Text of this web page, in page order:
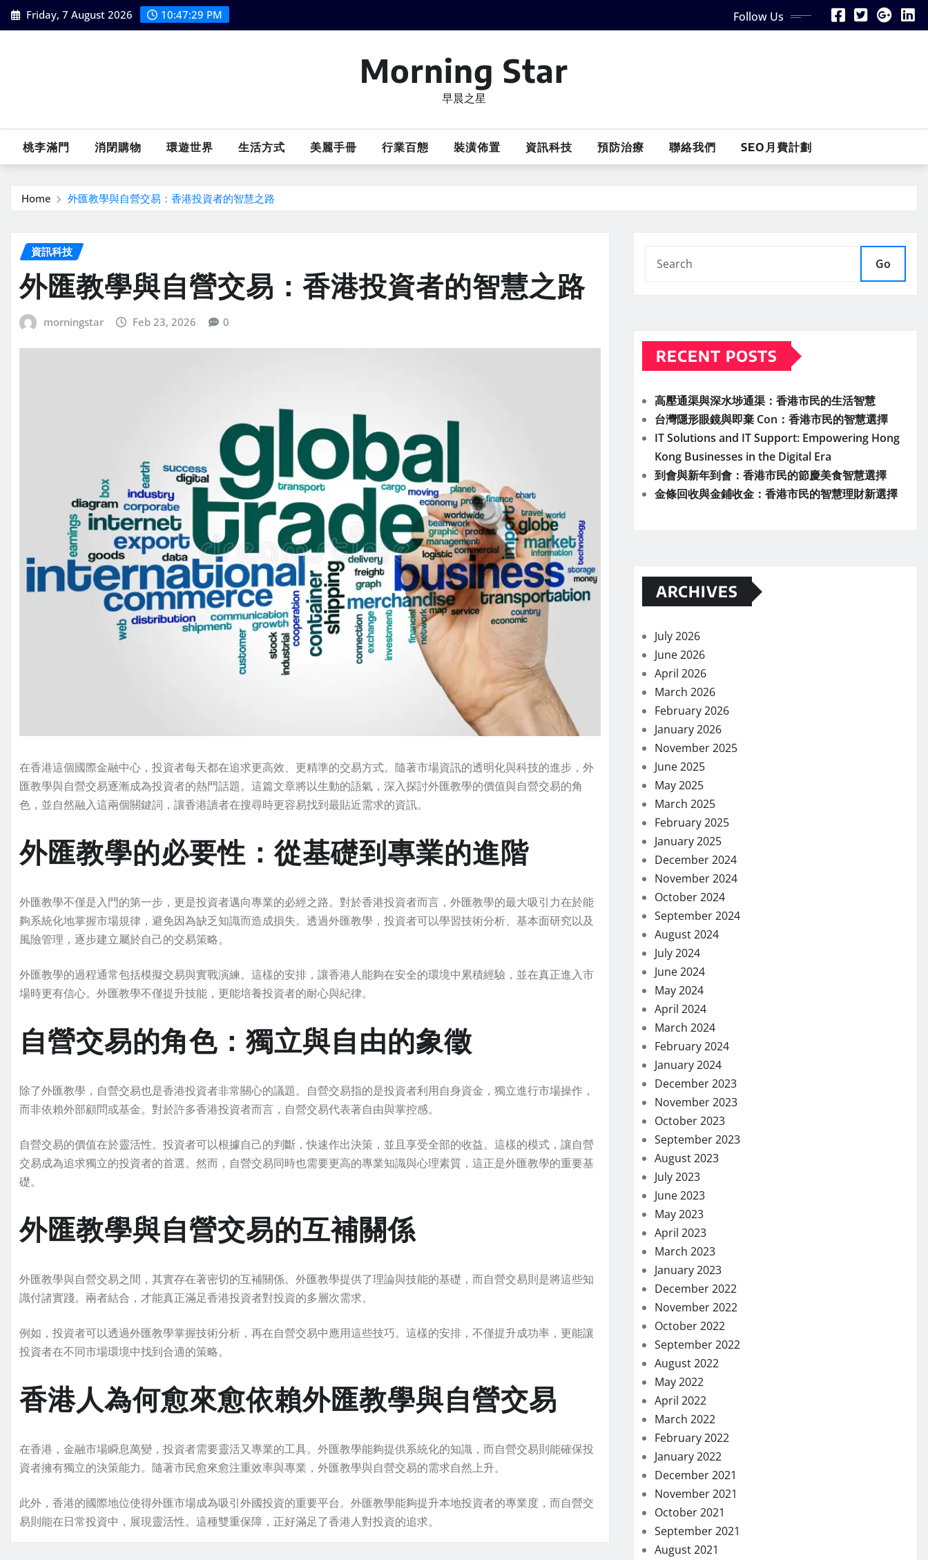
Skip
to
Friday, 7 August 2026 10:47:29 PM Follow Us
Morning Star
早晨之星
桃李滿門 消閉購物 環遊世界 生活方式 美麗手冊 行業百態 裝潢佈置 資訊科技 預防治療 聯絡我們 SEO月費計劃
Home 外匯教學與自營交易：香港投資者的智慧之路
資訊科技
外匯教學與自營交易：香港投資者的智慧之路
morningstar Feb 23, 2026 0
在香港這個國際金融中心，投資者每天都在追求更高效、更精準的交易方式。隨著市場資訊的透明化與科技的進步，外
匯教學與自營交易逐漸成為投資者的熱門話題。這篇文章將以生動的語氣，深入探討外匯教學的價值與自營交易的角
色，並自然融入這兩個關鍵詞，讓香港讀者在搜尋時更容易找到最貼近需求的資訊。
外匯教學的必要性：從基礎到專業的進階
外匯教學不僅是入門的第一步，更是投資者邁向專業的必經之路。對於香港投資者而言，外匯教學的最大吸引力在於能
夠系統化地掌握市場規律，避免因為缺乏知識而造成損失。透過外匯教學，投資者可以學習技術分析、基本面研究以及
風險管理，逐步建立屬於自己的交易策略。
外匯教學的過程通常包括模擬交易與實戰演練。這樣的安排，讓香港人能夠在安全的環境中累積經驗，並在真正進入市
場時更有信心。外匯教學不僅提升技能，更能培養投資者的耐心與紀律。
自營交易的角色：獨立與自由的象徵
除了外匯教學，自營交易也是香港投資者非常關心的議題。自營交易指的是投資者利用自身資金，獨立進行市場操作，
而非依賴外部顧問或基金。對於許多香港投資者而言，自營交易代表著自由與掌控感。
自營交易的價值在於靈活性。投資者可以根據自己的判斷，快速作出決策，並且享受全部的收益。這樣的模式，讓自營
交易成為追求獨立的投資者的首選。然而，自營交易同時也需要更高的專業知識與心理素質，這正是外匯教學的重要基
礎。
外匯教學與自營交易的互補關係
外匯教學與自營交易之間，其實存在著密切的互補關係。外匯教學提供了理論與技能的基礎，而自營交易則是將這些知
識付諸實踐。兩者結合，才能真正滿足香港投資者對投資的多層次需求。
例如，投資者可以透過外匯教學掌握技術分析，再在自營交易中應用這些技巧。這樣的安排，不僅提升成功率，更能讓
投資者在不同市場環境中找到合適的策略。
香港人為何愈來愈依賴外匯教學與自營交易
在香港，金融市場瞬息萬變，投資者需要靈活又專業的工具。外匯教學能夠提供系統化的知識，而自營交易則能確保投
資者擁有獨立的決策能力。隨著市民愈來愈注重效率與專業，外匯教學與自營交易的需求自然上升。
此外，香港的國際地位使得外匯市場成為吸引外國投資的重要平台。外匯教學能夠提升本地投資者的專業度，而自營交
易則能在日常投資中，展現靈活性。這種雙重保障，正好滿足了香港人對投資的追求。
Go
RECENT POSTS
高壓通渠與深水埗通渠：香港市民的生活智慧
台灣隱形眼鏡與即棄 Con：香港市民的智慧選擇
IT Solutions and IT Support: Empowering Hong
Kong Businesses in the Digital Era
到會與新年到會：香港市民的節慶美食智慧選擇
金條回收與金鋪收金：香港市民的智慧理財新選擇
ARCHIVES
July 2026
June 2026
April 2026
March 2026
February 2026
January 2026
November 2025
June 2025
May 2025
March 2025
February 2025
January 2025
December 2024
November 2024
October 2024
September 2024
August 2024
July 2024
June 2024
May 2024
April 2024
March 2024
February 2024
January 2024
December 2023
November 2023
October 2023
September 2023
August 2023
July 2023
June 2023
May 2023
April 2023
March 2023
January 2023
December 2022
November 2022
October 2022
September 2022
August 2022
May 2022
April 2022
March 2022
February 2022
January 2022
December 2021
November 2021
October 2021
September 2021
August 2021